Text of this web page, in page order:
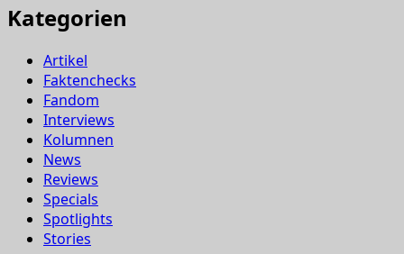
Kategorien
Artikel
Faktenchecks
Fandom
Interviews
Kolumnen
News
Reviews
Specials
Spotlights
Stories